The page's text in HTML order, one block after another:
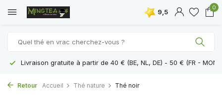
9,5
0
Livraison gratuite à partir de 40 € (BE, NL, DE) - 50 € (FR -
Retour Accueil Thé nature Thé noir